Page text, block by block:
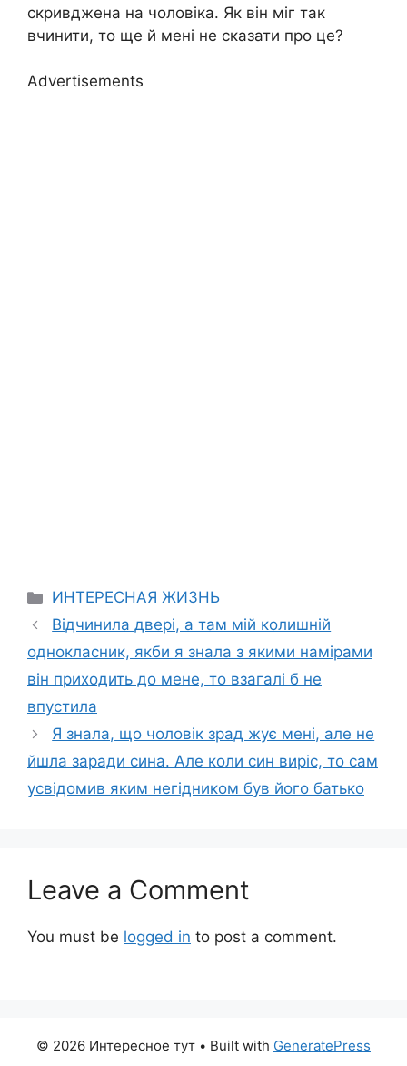
скривджена на чоловіка. Як він міг так
вчинити, то ще й мені не сказати про це?
Advertisements
Categories
ИНТЕРЕСНАЯ ЖИЗНЬ
Відчинила двері, а там мій колишній
однокласник, якби я знала з якими намірами
він приходить до мене, то взагалі б не
впустила
Я знала, що чоловік зрад жує мені, але не
йшла заради сина. Але коли син виріс, то сам
усвідомив яким негідником був його батько
Leave a Comment
You must be logged in to post a comment.
© 2026 Интересное тут • Built with GeneratePress